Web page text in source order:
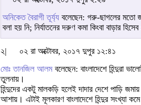
অনিকেত বৈরাগী তূর্য্য বলেছেন: গরু-ছাগলের মতো
বলা হয় নি; নির্যাতনের দরুণ কমা কিংবা বাড়ার
২|
০২ রা অক্টোবর, ২০১৭ দুপুর ১২:৪১
মোঃ তানজিল আলমবলেছেন: বাংলাদেশে হিন্দুরা
তুলনায়।
হিন্দুদের একটু মালকড়ি হলেই দাদার দেশে পাড়ি
আশায়। এটাই মূলকারণ বাংলাদেশে হিন্দুর সংখ্যা